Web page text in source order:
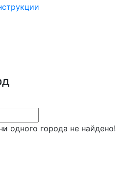
одного города не найдено!